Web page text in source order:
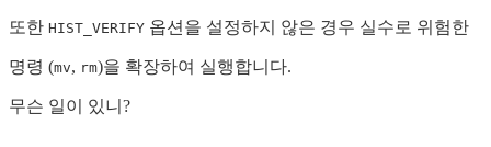
또한 HIST_VERIFY 옵션을 설정하지 않은 경우 실수로 위험한
명령 (mv, rm)을 확장하여 실행합니다.
무슨 일이 있니?